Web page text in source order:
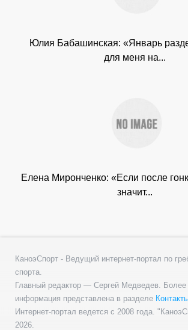
Юлия Бабашинская: «Январь
для меня на...
Елена Миронченко: «Если после
значит...
КаноэСпорт - Ведущий интернет-портал по
спорта.
Главный редактор — Сергей Медведев. Более
информация представлена в разделе
Интернет-портал ведется с 2008 года.
2026.